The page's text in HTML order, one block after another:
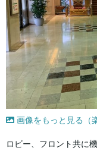
画像をもっと見る（
ロビー、フロント共に